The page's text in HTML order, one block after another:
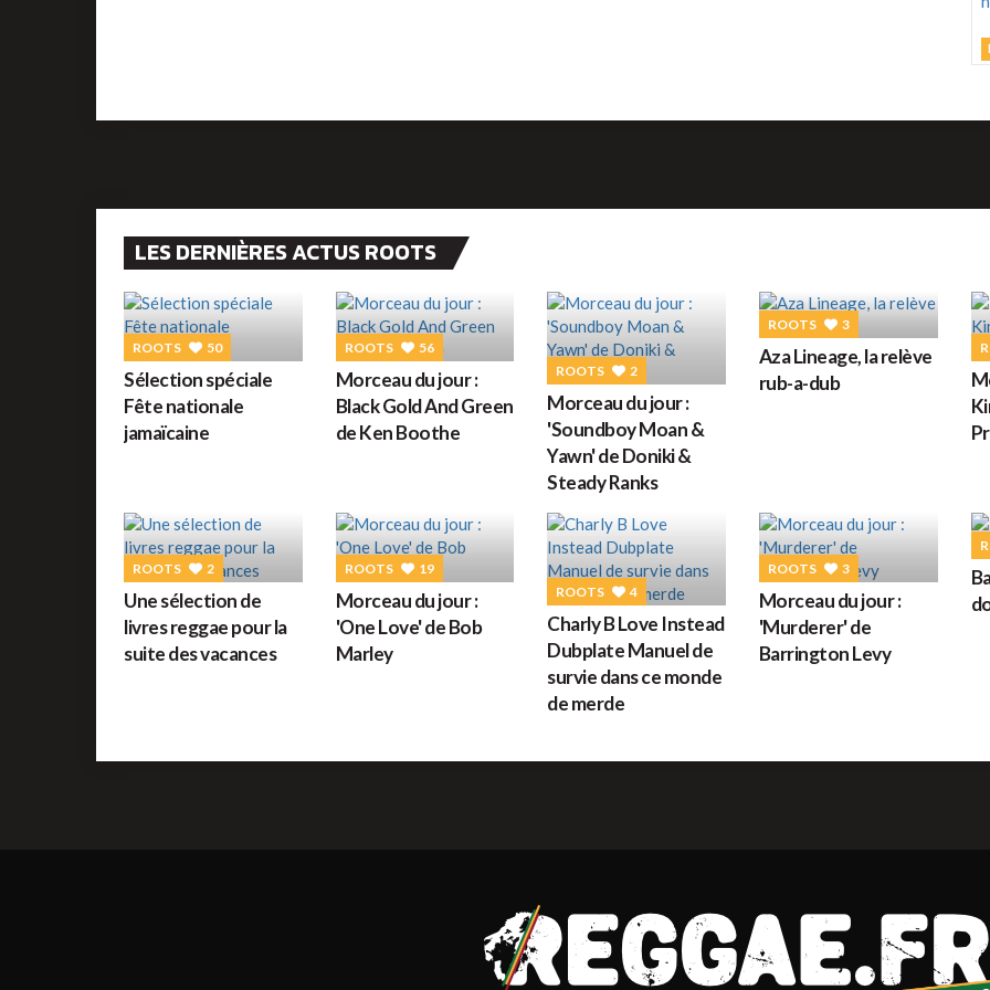
LES DERNIÈRES ACTUS ROOTS
ROOTS 50
Sélection spéciale
Fête nationale
jamaïcaine
ROOTS 56
Morceau du jour :
Black Gold And Green
de Ken Boothe
ROOTS 2
Morceau du jour :
'Soundboy Moan &
Yawn' de Doniki &
Steady Ranks
ROOTS 3
Aza Lineage, la relève
rub-a-dub
ROOTS 2
Une sélection de
livres reggae pour la
suite des vacances
ROOTS 19
Morceau du jour :
'One Love' de Bob
Marley
ROOTS 4
Charly B Love Instead
Dubplate Manuel de
survie dans ce monde
de merde
ROOTS 3
Morceau du jour :
'Murderer' de
Barrington Levy